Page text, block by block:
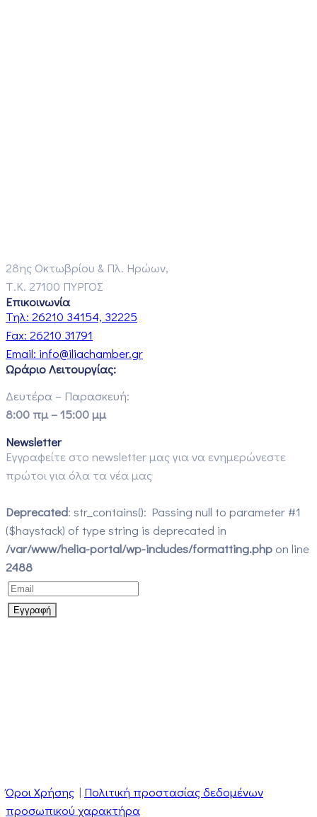
28ης Οκτωβρίου & Πλ. Ηρώων,
Τ.Κ. 27100 ΠΥΡΓΟΣ
Επικοινωνία
Τηλ: 26210 34154, 32225
Fax: 26210 31791
Email: info@iliachamber.gr
Ωράριο Λειτουργίας:
Δευτέρα – Παρασκευή:
8:00 πμ – 15:00 μμ
Newsletter
Εγγραφείτε στο newsletter μας για να ενημερώνεστε
πρώτοι για όλα τα νέα μας
Deprecated: str_contains(): Passing null to parameter #1
($haystack) of type string is deprecated in
/var/www/helia-portal/wp-includes/formatting.php on line
2488
Όροι Χρήσης | Πολιτική προστασίας δεδομένων
προσωπικού χαρακτήρα